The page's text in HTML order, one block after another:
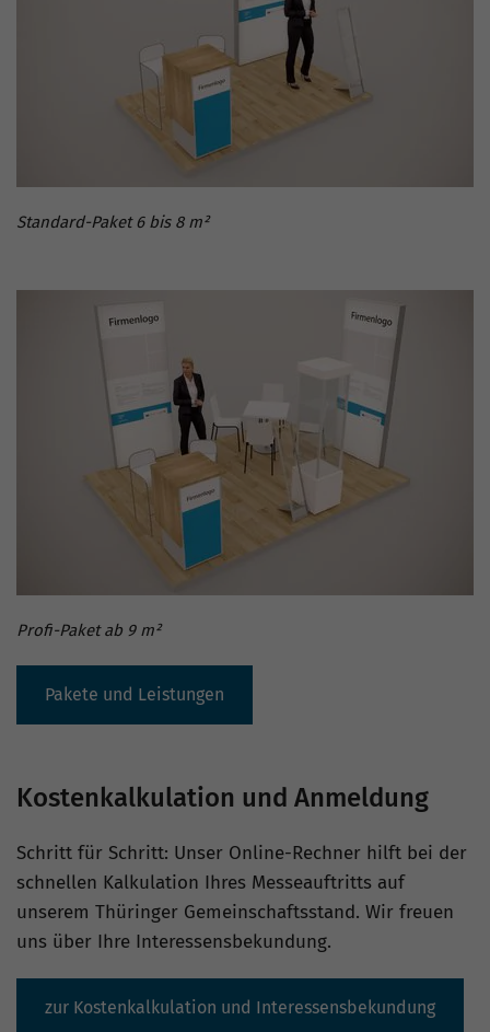
Standard-Paket 6 bis 8 m²
Profi-Paket ab 9 m²
Pakete und Leistungen
Kostenkalkulation und Anmeldung
Schritt für Schritt: Unser Online-Rechner hilft bei der
schnellen Kalkulation Ihres Messeauftritts auf
unserem Thüringer Gemeinschaftsstand. Wir freuen
uns über Ihre Interessensbekundung.
zur Kostenkalkulation und Interessensbekundung